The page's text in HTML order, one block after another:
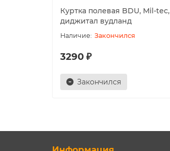
Куртка полевая BDU, Mil-tec,
диджитал вудланд
Закончился
3290 ₽
Закончился